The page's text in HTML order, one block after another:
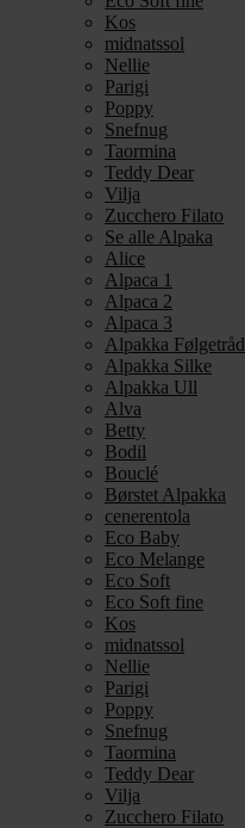
Kos
midnatssol
Nellie
Parigi
Poppy
Snefnug
Taormina
Teddy Dear
Vilja
Zucchero Filato
Se alle Alpaka
Alice
Alpaca 1
Alpaca 2
Alpaca 3
Alpakka Følgetråd
Alpakka Silke
Alpakka Ull
Alva
Betty
Bodil
Bouclé
Børstet Alpakka
cenerentola
Eco Baby
Eco Melange
Eco Soft
Eco Soft fine
Kos
midnatssol
Nellie
Parigi
Poppy
Snefnug
Taormina
Teddy Dear
Vilja
Zucchero Filato